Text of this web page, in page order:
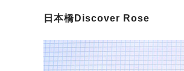
日本橋Discover Rose